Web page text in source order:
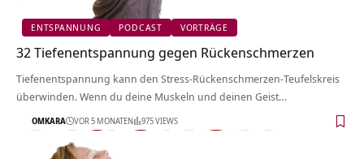
ENTSPANNUNG PODCAST VORTRÄGE
32 Tiefenentspannung gegen Rückenschmerzen
Tiefenentspannung kann den Stress-Rückenschmerzen-Teufelskreis
überwinden. Wenn du deine Muskeln und deinen Geist…
OMKARA VOR 5 MONATEN 975 VIEWS